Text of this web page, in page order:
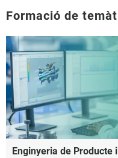
Formació de
Enginyeria de Producte i